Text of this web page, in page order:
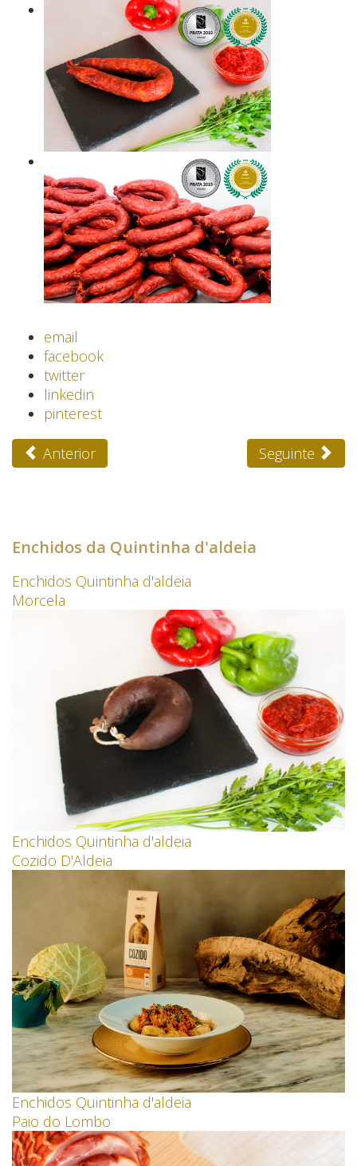
email
facebook
twitter
linkedin
pinterest
Anterior Seguinte
Enchidos da Quintinha d'aldeia
Enchidos Quintinha d'aldeia
Morcela
Enchidos Quintinha d'aldeia
Cozido D'Aldeia
Enchidos Quintinha d'aldeia
Paio do Lombo